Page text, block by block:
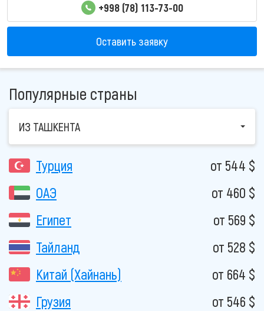
+998 (78) 113-73-00
Оставить заявку
Популярные страны
ИЗ ТАШКЕНТА
Турция
от 544 $
ОАЭ
от 460 $
Египет
от 569 $
Тайланд
от 528 $
Китай (Хайнань)
от 664 $
Грузия
от 546 $